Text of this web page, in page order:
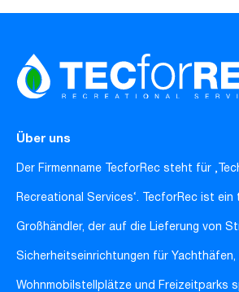
Über uns
Der Firmenname TecforRec steht für
Recreational Services‘. TecforRec ist
Großhändler, der auf die Lieferung von
Sicherheitseinrichtungen für Yachthäfen,
Wohnmobilstellplätze und Freizeitparks